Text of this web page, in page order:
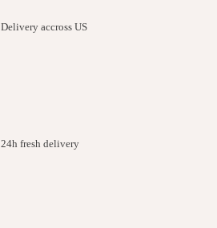
Delivery accross US
24h fresh delivery